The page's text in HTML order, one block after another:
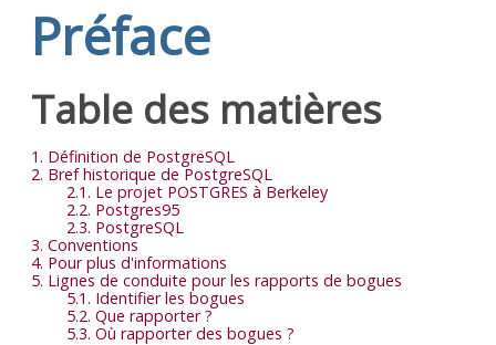
Préface
Table des matières
1. Définition de PostgreSQL
2. Bref historique dePostgreSQL
2.1. Le projet POSTGRES à Berkeley
2.2. Postgres95
2.3. PostgreSQL
3. Conventions
4. Pour plus d'informations
5. Lignes de conduite pour les rapports de bogues
5.1. Identifier les bogues
5.2. Que rapporter ?
5.3. Où rapporter des bogues ?